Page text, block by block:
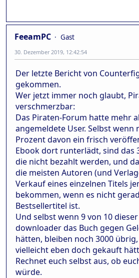
FeeamPC
Gast
30. Dezember 2019, 12:42:54
Der letzte Bericht von
gekommen.
Wer jetzt immer noch glaubt,
verschmerzbar:
Das Piraten-Forum hatte mehr
angemeldete User. Selbst wenn
Prozent davon ein frisch
Ebook dort runterlädt, sind das
die nicht bezahlt werden, und
die meisten Autoren (und
Verkauf eines einzelnen Titels
bekommen, wenn es nicht
Bestsellertitel ist.
Und selbst wenn 9 von 10
downloader das Buch gegen
hätten, bleiben noch 3000
vielleicht eben doch gekauft
Rechnet euch selbst aus, ob
würde.